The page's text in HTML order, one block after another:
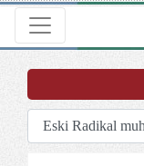
Toggle